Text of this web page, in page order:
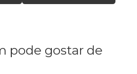
pode gostar de